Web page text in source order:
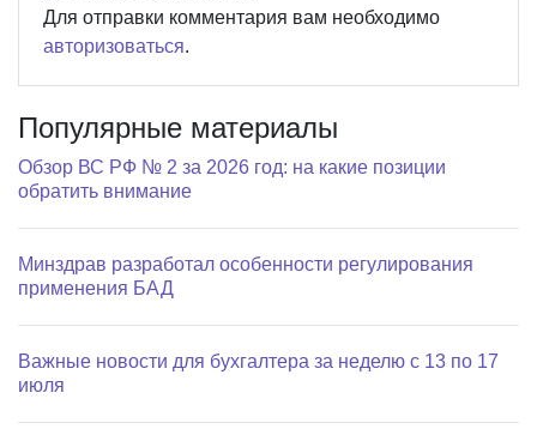
Для отправки комментария вам необходимо
авторизоваться.
Популярные материалы
Обзор ВС РФ № 2 за 2026 год: на какие позиции
обратить внимание
Минздрав разработал особенности регулирования
применения БАД
Важные новости для бухгалтера за неделю с 13 по 17
июля